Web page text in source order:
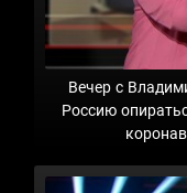
Вечер с
Россию